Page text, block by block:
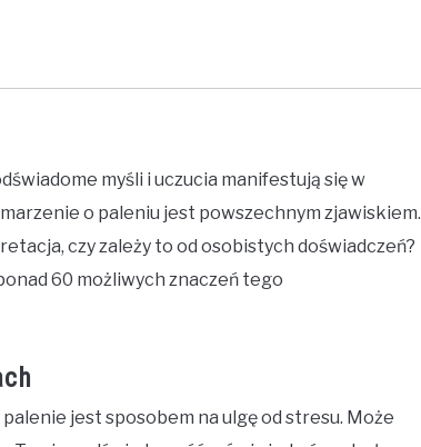
myśli i uczucia manifestują się w
o paleniu jest powszechnym zjawiskiem.
czy zależy to od osobistych doświadczeń?
60 możliwych znaczeń tego
jest sposobem na ulgę od stresu. Może